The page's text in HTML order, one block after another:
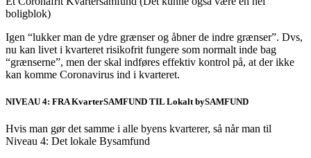
boligblok)
Igen “lukker man de ydre grænser og åbner de indre grænser”. Dvs,
nu kan livet i kvarteret risikofrit fungere som normalt inde bag
“grænserne”, men der skal indføres effektiv kontrol på, at der ikke
kan komme Coronavirus ind i kvarteret.
NIVEAU 4: FRA KvarterSAMFUND TIL Lokalt bySAMFUND
Hvis man gør det samme i alle byens kvarterer, så når man til
Niveau 4: Det lokale Bysamfund